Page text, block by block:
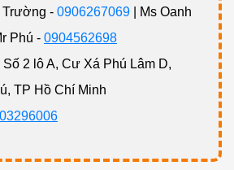
quà vô cùng độc đáo. Những sản
sinh với thiết kế lạ mắt, có in những
sẽ tạo được sự chú ý đối với người
phần quảng bá thương hiệu doanh
với nhiều người hơn.
Epvina chuyên cung cấp các loại
- 0906267069 | Ms Oanh
Phú - 0904562698
Số 2 lô A, Cư Xá Phú Lâm D,
TP Hồ Chí Minh